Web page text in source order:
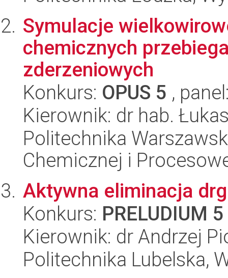
Symulacje
chemicznych
zderzeniowych
Konkurs: OPUS 5 ,
Kierownik: dr hab.
Politechnika
Chemicznej i
Aktywna eliminacja
Konkurs: PRELUDIUM 5
Kierownik: dr Andrzej
Politechnika Lubelska,